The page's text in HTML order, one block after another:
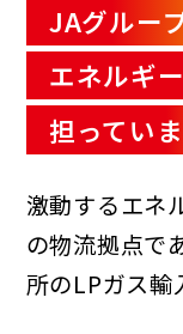
JAグルー
エネルギ
担っていま
激動するエネ
の物流拠点で
所のLPガス輸